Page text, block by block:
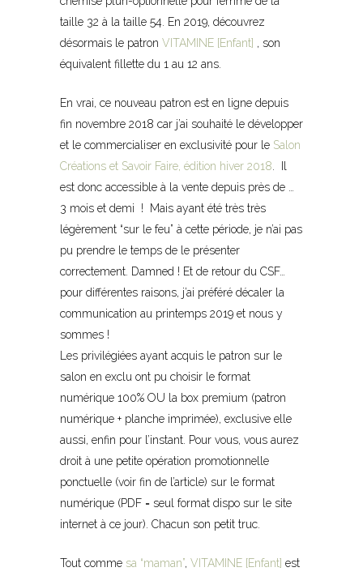
taille 32 à la taille 54. En 2019, découvrez
désormais le patron VITAMINE [Enfant] , son
équivalent fillette du 1 au 12 ans.
En vrai, ce nouveau patron est en ligne depuis
fin novembre 2018 car j’ai souhaité le développer
et le commercialiser en exclusivité pour le Salon
Créations et Savoir Faire, édition hiver 2018. Il
est donc accessible à la vente depuis près de …
3 mois et demi ! Mais ayant été très très
légèrement “sur le feu” à cette période, je n’ai pas
pu prendre le temps de le présenter
correctement. Damned ! Et de retour du CSF…
pour différentes raisons, j’ai préféré décaler la
communication au printemps 2019 et nous y
sommes !
Les privilégiées ayant acquis le patron sur le
salon en exclu ont pu choisir le format
numérique 100% OU la box premium (patron
numérique + planche imprimée), exclusive elle
aussi, enfin pour l’instant. Pour vous, vous aurez
droit à une petite opération promotionnelle
ponctuelle (voir fin de l’article) sur le format
numérique (PDF = seul format dispo sur le site
internet à ce jour). Chacun son petit truc.
Tout comme sa “maman”, VITAMINE [Enfant] est